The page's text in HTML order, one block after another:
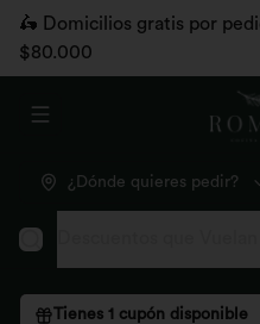
🛵 Domicilios gratis por
$80.000
Abrir menu de navegación
¿Dónde quieres pedir?
Tienes 1 cupón disponible